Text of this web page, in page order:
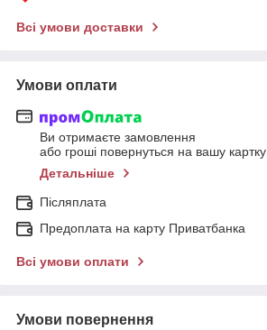
Всі умови доставки
Умови оплати
Ви отримаєте замовлення
або гроші повернуться на вашу картку
Детальніше
Післяплата
Предоплата на карту Приватбанка
Всі умови оплати
Умови повернення